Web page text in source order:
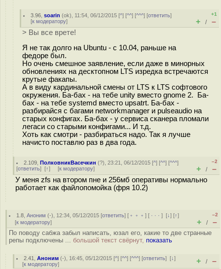
3.96 ,soarin (ok), 11:54, 06/12/2015 [^] [^^] [^^^] [ответить]
[к модератору]
+1
+ / –
> Вы все врете!
Я не так долго на Ubuntu - с 10.04, раньше на
федоре был.
Но очень смешное заявление, если даже в минорных
обновлениях на десктопном LTS изредка встречаются
крутые факапы.
А в виду кардинальной смены от LTS к LTS софтового
окружения. Ба-бах - на тебе unity вместо gnome 2. Ба-
бах - на тебе systemd вместо upsatrt. Ба-бах -
разбирайся с багами networkmanager и pulseaudio на
старых конфигах. Ба-бах - у сервиса сканера пломали
легаси со старыми конфигами... И т.д.
Хоть как смотри - разбираться надо. Так я лучше
начисто поставлю раз в два года.
2.109 ,ПолковникВасечкин (?), 23:21, 06/12/2015 [^] [^^] [^^^]
[ответить] [↑] [к модератору]
–2
+ / –
У меня zfs на втором пне и 256мб оперативы нормально
работает как файлопомойка (фря 10.2)
1.8 ,Аноним (-), 12:34, 05/12/2015 [ответить] [ ﹢﹢﹢] [ · · ·][↓] [↑]
[к модератору]
–2
+ / –
По поводу сабжа забыл написать, юзал его, какие то две странные
репы подключены ... большой текст свёрнут, показать
2.41 ,Аноним (-), 16:45, 05/12/2015 [^] [^^] [^^^] [ответить][↓]
[к модератору] + / –